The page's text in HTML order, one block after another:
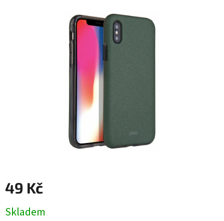
49 Kč
cena:
Skladem